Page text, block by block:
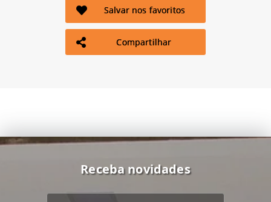
Salvar nos favoritos
Compartilhar
Receba novidades